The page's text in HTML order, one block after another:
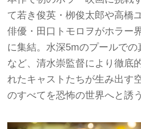
て若き俊英・栁俊太郎や高橋
俳優・田口トモロヲがホラー
に集結。水深5mのプールでの
など、清水崇監督により徹底
れたキャストたちが生み出す
のすべてを恐怖の世界へと誘う